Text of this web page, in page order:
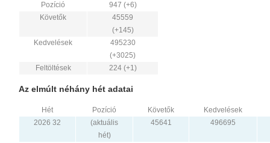
Pozíció
947 (+6)
Követők
45559
(+145)
Kedvelések
495230
(+3025)
Feltöltések
224 (+1)
Az elmúlt néhány hét adatai
Hét Pozíció Követők
Kedvelések
2026 32
(aktuális
hét)
45641 496695